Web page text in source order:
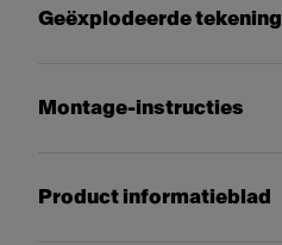
Geëxplodeerde tekening
Montage-instructies
Product informatieblad